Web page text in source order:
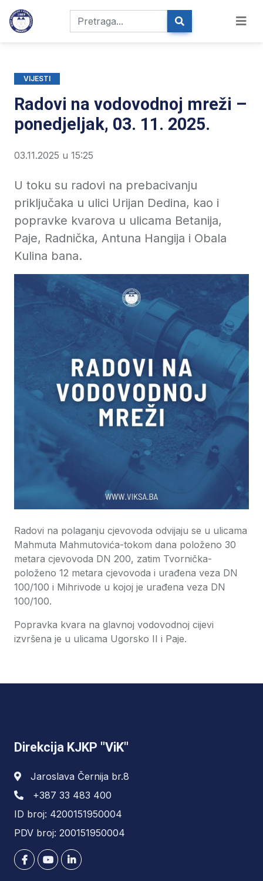
VIJESTI
Radovi na vodovodnoj mreži –
ponedjeljak, 03. 11. 2025.
03.11.2025 u 15:25
U toku su radovi na prebacivanju
priključaka u ulici Urijan Dedina, kao i
popravke kvarova u ulicama Betanija,
Paje, Radnička, Antuna Hangija i Obala
Kulina bana.
Radovi na polaganju cjevovoda odvijaju se u ulicama
Mahmuta Mahmutovića-tokom dana položeno 30
metara cjevovoda DN 200, zatim Tvornička-
položeno 12 metara cjevovoda i urađena veza DN
100/100 i Mihrivode u kojoj je urađena veza DN
100/100.
Popravka kvara na glavnoj vodovodnoj cijevi
izvršena je u ulicama Ugorsko II i Paje.
Direkcija KJKP "ViK"
Jaroslava Černija br.8
+387 33 483 400
ID broj: 4200151950004
PDV broj: 200151950004